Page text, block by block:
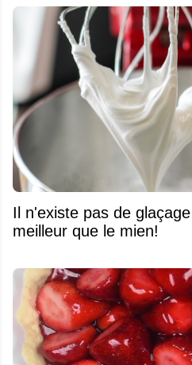
Il n'existe pas de
meilleur que le mien!